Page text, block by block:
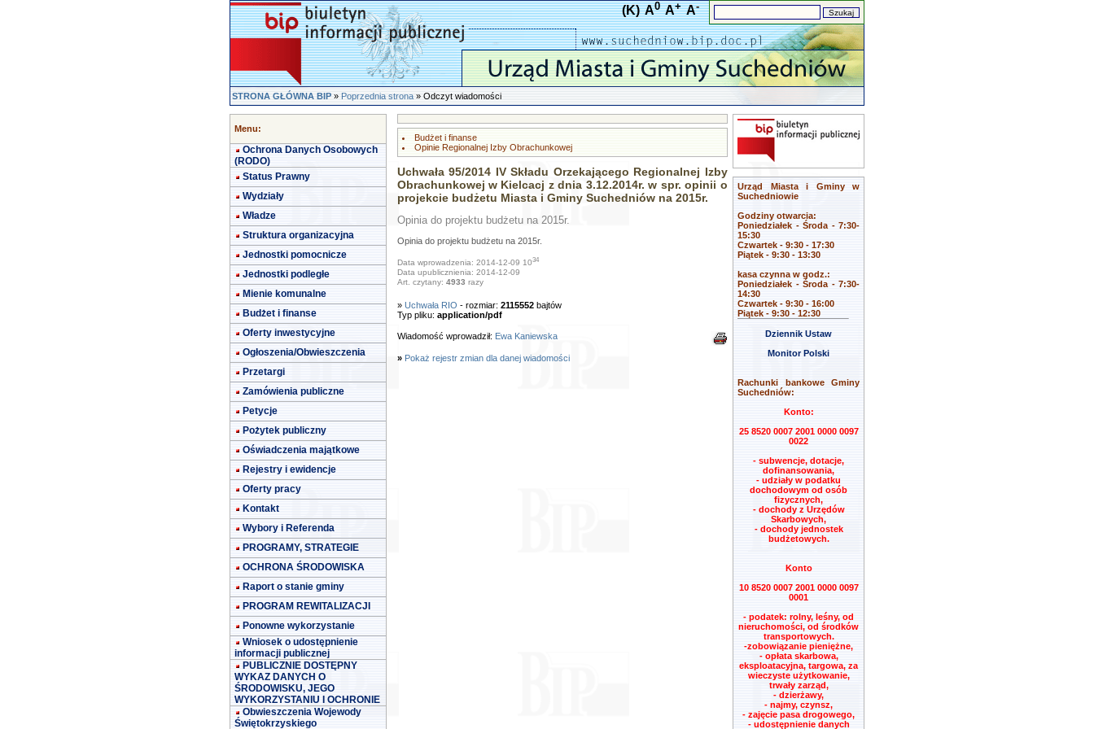
(K) A0 A+ A-
STRONA GŁÓWNA BIP»Poprzednia strona» Odczyt wiadomości
Menu:
Ochrona Danych Osobowych
(RODO)
Status Prawny
Wydziały
Władze
Struktura organizacyjna
Jednostki pomocnicze
Jednostki podległe
Mienie komunalne
Budżet i finanse
Oferty inwestycyjne
Ogłoszenia/Obwieszczenia
Przetargi
Zamówienia publiczne
Petycje
Pożytek publiczny
Oświadczenia majątkowe
Rejestry i ewidencje
Oferty pracy
Kontakt
Wybory i Referenda
PROGRAMY, STRATEGIE
OCHRONA ŚRODOWISKA
Raport o stanie gminy
PROGRAM REWITALIZACJI
Ponowne wykorzystanie
Wniosek o udostępnienie
informacji publicznej
PUBLICZNIE DOSTĘPNY
WYKAZ DANYCH O
ŚRODOWISKU, JEGO
WYKORZYSTANIU I OCHRONIE
Obwieszczenia Wojewody
Świętokrzyskiego
Budżet i finanse
Opinie Regionalnej Izby Obrachunkowej
Uchwała 95/2014 IV Składu Orzekającego Regionalnej Izby
Obrachunkowej w Kielcacj z dnia 3.12.2014r. w spr. opinii o
projekcie budżetu Miasta i Gminy Suchedniów na 2015r.
Opinia do projektu budżetu na 2015r.
Opinia do projektu budżetu na 2015r.
Data wprowadzenia: 2014-12-09 1034
Data upublicznienia: 2014-12-09
Art. czytany: 4933 razy
» Uchwała RIO - rozmiar: 2115552bajtów
Typ pliku: application/pdf
Wiadomość wprowadził: Ewa Kaniewska
» Pokaż rejestr zmian dla danej wiadomości
Urząd Miasta i Gminy w
Suchedniowie
Godziny otwarcia:
Poniedziałek - Środa - 7:30-
15:30
Czwartek - 9:30 - 17:30
Piątek - 9:30 - 13:30
kasa czynna w godz.:
Poniedziałek - Środa - 7:30-
14:30
Czwartek - 9:30 - 16:00
Piątek - 9:30 - 12:30
Dziennik Ustaw
Monitor Polski
Rachunki bankowe Gminy
Suchedniów:
Konto:
25 8520 0007 2001 0000 0097
0022
- subwencje, dotacje,
dofinansowania,
- udziały w podatku
dochodowym od osób
fizycznych,
- dochody z Urzędów
Skarbowych,
- dochody jednostek
budżetowych.
Konto
10 8520 0007 2001 0000 0097
0001
- podatek: rolny, leśny, od
nieruchomości, od środków
transportowych.
-zobowiązanie pieniężne,
- opłata skarbowa,
eksploatacyjna, targowa, za
wieczyste użytkowanie,
trwały zarząd,
- dzierżawy,
- najmy, czynsz,
- zajęcie pasa drogowego,
- udostępnienie danych